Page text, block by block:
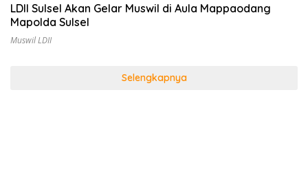
LDII Sulsel Akan Gelar Muswil di Aula Mappaodang
Mapolda Sulsel
Muswil LDII
Selengkapnya